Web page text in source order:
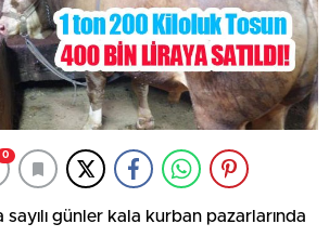
0
sayılı günler kala kurban pazarlarında